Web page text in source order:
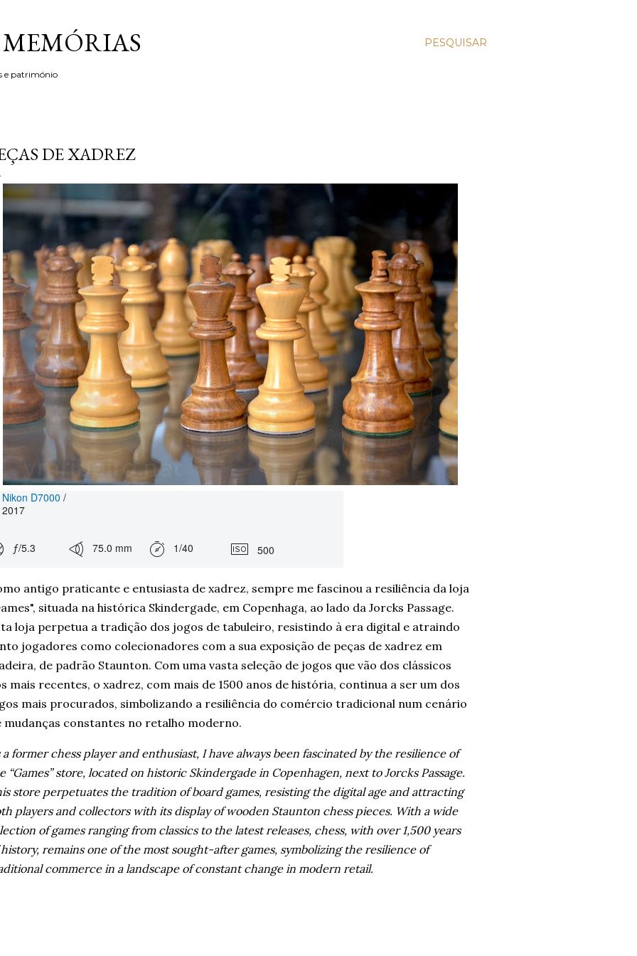
PESQUISAR
e património
DE XADREZ
Nikon D7000 /
2017
ƒ/5.3 75.0 mm 1/40 500
antigo praticante e entusiasta de xadrez, sempre me fascinou a resiliência da loja
situada na histórica Skindergade, em Copenhaga, ao lado da Jorcks Passage.
loja perpetua a tradição dos jogos de tabuleiro, resistindo à era digital e atraindo
jogadores como colecionadores com a sua exposição de peças de xadrez em
de padrão Staunton. Com uma vasta seleção de jogos que vão dos clássicos
mais recentes, o xadrez, com mais de 1500 anos de história, continua a ser um dos
mais procurados, simbolizando a resiliência do comércio tradicional num cenário
mudanças constantes no retalho moderno.
a former chess player and enthusiast, I have always been fascinated by the resilience of
“Games” store, located on historic Skindergade in Copenhagen, next to Jorcks Passage.
store perpetuates the tradition of board games, resisting the digital age and attracting
players and collectors with its display of wooden Staunton chess pieces. With a wide
of games ranging from classics to the latest releases, chess, with over 1,500 years
remains one of the most sought-after games, symbolizing the resilience of
commerce in a landscape of constant change in modern retail.